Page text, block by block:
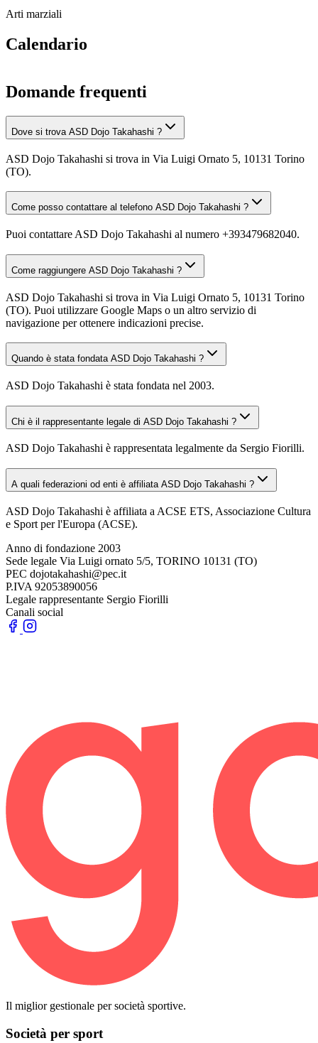
Arti marziali
Calendario
Domande frequenti
Dove si trova ASD Dojo Takahashi ?
ASD Dojo Takahashi si trova in Via Luigi Ornato 5, 10131 Torino
(TO).
Come posso contattare al telefono ASD Dojo Takahashi ?
Puoi contattare ASD Dojo Takahashi al numero +393479682040.
Come raggiungere ASD Dojo Takahashi ?
ASD Dojo Takahashi si trova in Via Luigi Ornato 5, 10131 Torino
(TO). Puoi utilizzare Google Maps o un altro servizio di
navigazione per ottenere indicazioni precise.
Quando è stata fondata ASD Dojo Takahashi ?
ASD Dojo Takahashi è stata fondata nel 2003.
Chi è il rappresentante legale di ASD Dojo Takahashi ?
ASD Dojo Takahashi è rappresentata legalmente da Sergio Fiorilli.
A quali federazioni od enti è affiliata ASD Dojo Takahashi ?
ASD Dojo Takahashi è affiliata a ACSE ETS, Associazione Cultura
e Sport per l'Europa (ACSE).
Anno di fondazione 2003
Sede legale Via Luigi ornato 5/5, TORINO 10131 (TO)
PEC dojotakahashi@pec.it
P.IVA 92053890056
Legale rappresentante Sergio Fiorilli
Canali social
Il miglior gestionale per società sportive.
Società per sport